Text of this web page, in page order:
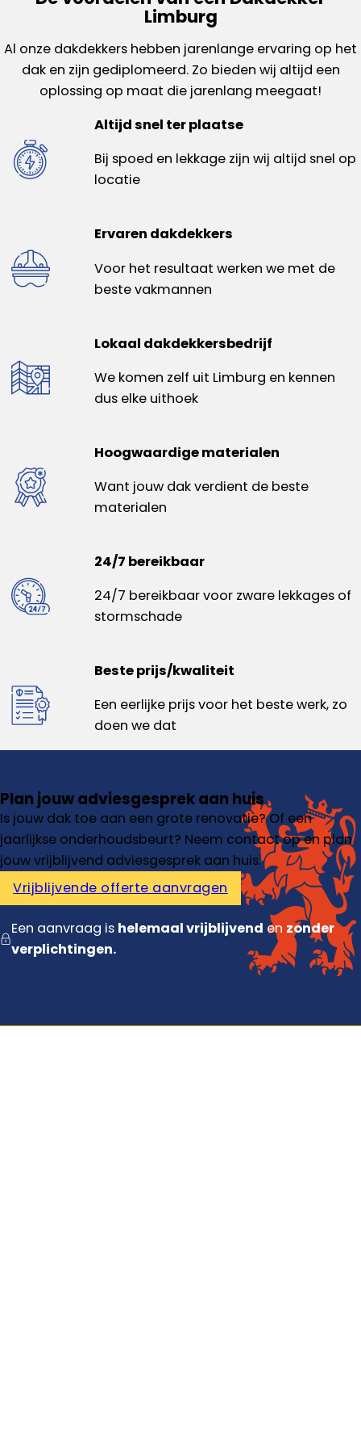
Limburg
Al onze dakdekkers hebben jarenlange ervaring op het
dak en zijn gediplomeerd. Zo bieden wij altijd een
oplossing op maat die jarenlang meegaat!
Altijd snel ter plaatse
Bij spoed en lekkage zijn wij altijd snel op
locatie
Ervaren dakdekkers
Voor het resultaat werken we met de
beste vakmannen
Lokaal dakdekkersbedrijf
We komen zelf uit Limburg en kennen
dus elke uithoek
Hoogwaardige materialen
Want jouw dak verdient de beste
materialen
24/7 bereikbaar
24/7 bereikbaar voor zware lekkages of
stormschade
Beste prijs/kwaliteit
Een eerlijke prijs voor het beste werk, zo
doen we dat
Plan jouw adviesgesprek aan huis
Is jouw dak toe aan een grote renovatie? Of een
jaarlijkse onderhoudsbeurt? Neem contact op en plan
jouw vrijblijvend adviesgesprek aan huis.
Vrijblijvende offerte aanvragen
Een aanvraag is helemaal vrijblijvend en zonder
verplichtingen.